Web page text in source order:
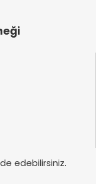
edebilirsiniz.